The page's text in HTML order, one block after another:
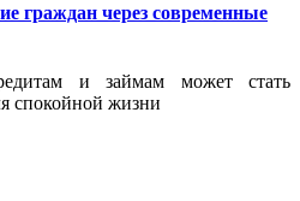
граждан через современные
и займам может стать
спокойной жизни